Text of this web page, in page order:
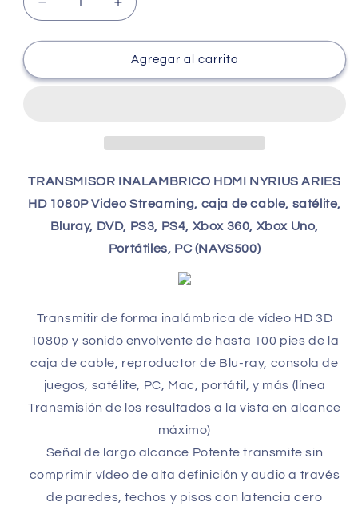
Reducir
cantidad
para
Inalambrico
NAVS502
Aumentar
cantidad
para
Transmisor
Inalambrico
NAVS502
Agregar al carrito
TRANSMISOR INALAMBRICO HDMI NYRIUS ARIES
HD 1080P Video Streaming, caja de cable, satélite,
Bluray, DVD, PS3, PS4, Xbox 360, Xbox Uno,
Portátiles, PC (NAVS500)
Transmitir de forma inalámbrica de vídeo HD 3D
1080p y sonido envolvente de hasta 100 pies de la
caja de cable, reproductor de Blu-ray, consola de
juegos, satélite, PC, Mac, portátil, y más (línea
Transmisión de los resultados a la vista en alcance
máximo)
Señal de largo alcance Potente transmite sin
comprimir vídeo de alta definición y audio a través
de paredes, techos y pisos con latencia cero